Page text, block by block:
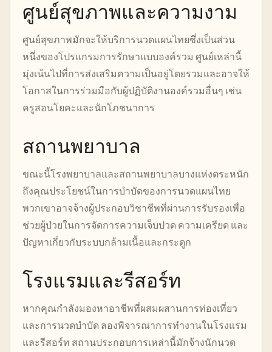
ศูนย์สุขภาพและความงาม
ศูนย์สุขภาพมักจะให้บริการนวดแผนไทยซึ่งเป็นส่วน
หนึ่งของโปรแกรมการรักษาแบบองค์รวม ศูนย์เหล่านี้
มุ่งเน้นไปที่การส่งเสริมความเป็นอยู่โดยรวมและอาจให้
โอกาสในการร่วมมือกับผู้ปฏิบัติงานองค์รวมอื่นๆ เช่น
ครูสอนโยคะและนักโภชนาการ
สถานพยาบาล
ขณะนี้โรงพยาบาลและสถานพยาบาลบางแห่งตระหนัก
ถึงคุณประโยชน์ในการบำบัดของการนวดแผนไทย
พวกเขาอาจจ้างผู้ประกอบวิชาชีพที่ผ่านการรับรองเพื่อ
ช่วยผู้ป่วยในการจัดการความเจ็บปวด ความเครียด และ
ปัญหาเกี่ยวกับระบบกล้ามเนื้อและกระดูก
โรงแรมและรีสอร์ท
หากคุณกำลังมองหาอาชีพที่ผสมผสานการท่องเที่ยว
และการนวดบำบัด ลองพิจารณาการทำงานในโรงแรม
และรีสอร์ท สถานประกอบการเหล่านี้มักจ้างนักนวด